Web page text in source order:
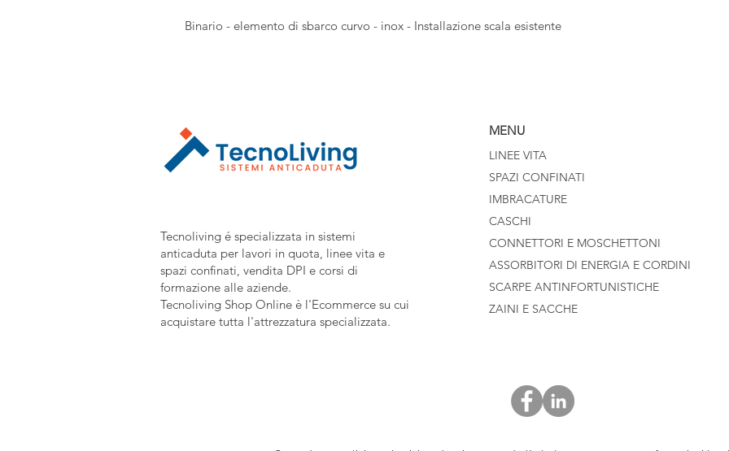
Binario - elemento di sbarco curvo - inox - Installazione scala esistente
Tecnoliving é specializzata in sistemi
anticaduta per lavori in quota, linee vita e
spazi confinati, vendita DPI e corsi di
formazione alle aziende.
Tecnoliving Shop Online è l'Ecommerce su cui
acquistare tutta l'attrezzatura specializzata.
MENU
LINEE VITA
SPAZI CONFINATI
IMBRACATURE
CASCHI
CONNETTORI E MOSCHETTONI
ASSORBITORI DI ENERGIA E CORDINI
SCARPE ANTINFORTUNISTICHE
ZAINI E SACCHE